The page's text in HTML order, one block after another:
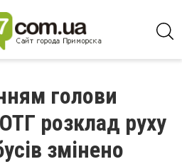
голови
розклад руху
змінено